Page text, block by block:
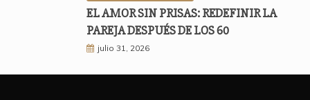
EL AMOR SIN PRISAS: REDEFINIR LA
PAREJA DESPUÉS DE LOS 60
julio 31, 2026